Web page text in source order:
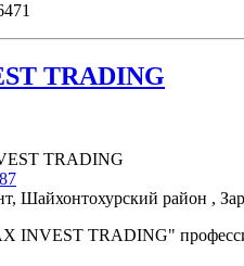
TRADING
Шайхонтохурский район ,
TRADING"